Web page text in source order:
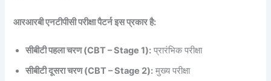
आरआरबी एनटीपीसी परीक्षा पैटर्न इस प्रकार है:
सीबीटी पहला चरण (CBT – Stage 1): प्रारंभिक परीक्षा
सीबीटी दूसरा चरण (CBT – Stage 2): मुख्य परीक्षा